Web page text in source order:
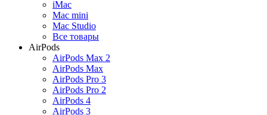
iMac
Mac mini
Mac Studio
Все товары
AirPods
AirPods Max 2
AirPods Max
AirPods Pro 3
AirPods Pro 2
AirPods 4
AirPods 3